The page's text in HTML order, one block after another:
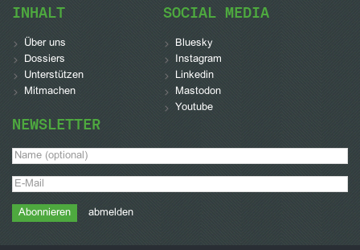
INHALT
Über uns
Dossiers
Unterstützen
Mitmachen
SOCIAL MEDIA
Bluesky
Instagram
Linkedin
Mastodon
Youtube
NEWSLETTER
abmelden